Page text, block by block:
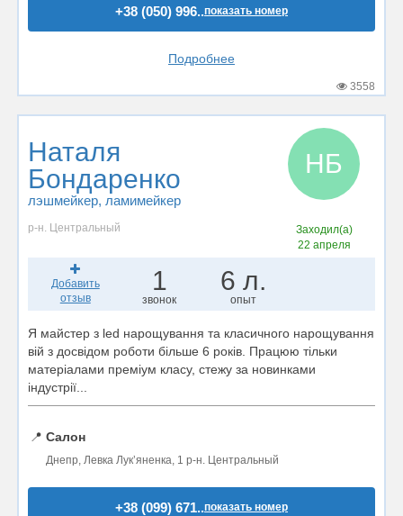
+38 (050) 996..показать номер
Подробнее
3558
Наталя
Бондаренко
лэшмейкер, ламимейкер
НБ
р-н. Центральный
Заходил(а)
22 апреля
Добавить
отзыв
1
звонок
6 л.
опыт
Я майстер з led нарощування та класичного нарощування
вій з досвідом роботи більше 6 років. Працюю тільки
матеріалами преміум класу, стежу за новинками
індустрії...
📍 Салон
Днепр, Левка Лукʼяненка, 1 р-н. Центральный
+38 (099) 671..показать номер